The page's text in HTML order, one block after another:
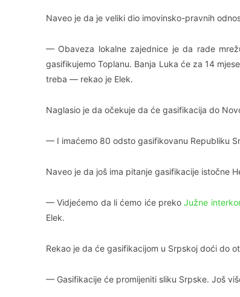
Naveo je da je veliki dio imovinsko-pravnih
— Obaveza lokalne zajednice je da rade
gasifikujemo Toplanu. Banja Luka će za 14
treba — rekao je Elek.
Naglasio je da očekuje da će gasifikacija do
— I imaćemo 80 odsto gasifikovanu Republiku
Naveo je da još ima pitanje gasifikacije istočne
— Vidjećemo da li ćemo iće prekoЈužne
Elek.
Rekao je da će gasifikacijom u Srpskoj doći do
— Gasifikacije će promijeniti sliku Srpske. Јoš